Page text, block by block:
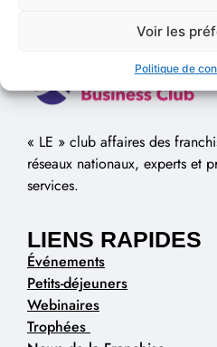
Voir les
Politique de
« LE » club affaires des
réseaux nationaux, experts et
services.
LIENS RAPIDES
Événements
Petits-déjeuners
Webinaires
Trophées